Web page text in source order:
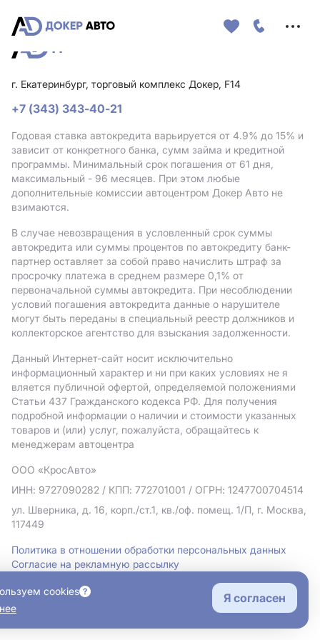
г. Екатеринбург, торговый комплекс Докер, F14
+7 (343) 343-40-21
Годовая ставка автокредита варьируется от 4.9% до 15% и
зависит от конкретного банка, сумм займа и кредитной
программы. Минимальный срок погашения от 61 дня,
максимальный - 96 месяцев. При этом любые
дополнительные комиссии автоцентром Докер Авто не
взимаются.
В случае невозвращения в условленный срок суммы
автокредита или суммы процентов по автокредиту банк-
партнер оставляет за собой право начислить штраф за
просрочку платежа в среднем размере 0,1% от
первоначальной суммы автокредита. При несоблюдении
условий погашения автокредита данные о нарушителе
могут быть переданы в специальный реестр должников и
коллекторское агентство для взыскания задолженности.
Данный Интернет-сайт носит исключительно
информационный характер и ни при каких условиях не я
вляется публичной офертой, определяемой положениями
Статьи 437 Гражданского кодекса РФ. Для получения
подробной информации о наличии и стоимости указанных
товаров и (или) услуг, пожалуйста, обращайтесь к
менеджерам автоцентра
ООО «КросАвто»
ИНН: 9727090282 / КПП: 772701001 / ОГРН: 1247700704514
ул. Шверника, д. 16, корп./ст.1, кв./оф. помещ. 1/П, г. Москва,
117449
Политика в отношении обработки персональных данных
Согласие на рекламную рассылку
cookies
Я согласен